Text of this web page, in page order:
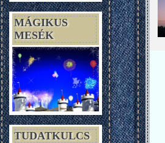
MÁGIKUS
MESÉK
TUDATKULCS